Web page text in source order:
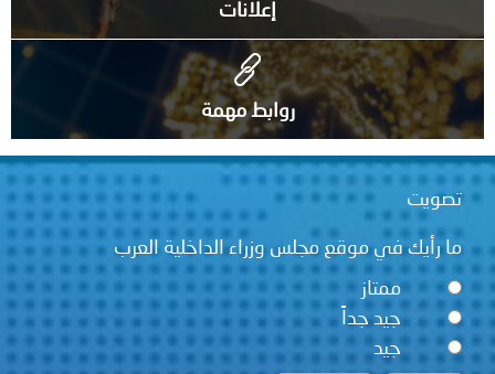
إعلانات
روابط مهمة
تصويت
ما رأيك في موقع مجلس وزراء الداخلية العرب
ممتاز
جيد جداً
جيد